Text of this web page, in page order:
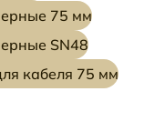
75 мм
SN48
кабеля 75 мм